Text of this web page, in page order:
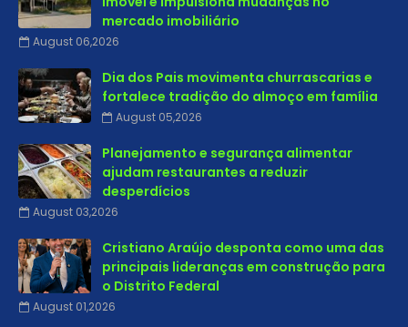
mercado imobiliário
August 06,2026
Dia dos Pais movimenta churrascarias e
fortalece tradição do almoço em família
August 05,2026
Planejamento e segurança alimentar
ajudam restaurantes a reduzir
desperdícios
August 03,2026
Cristiano Araújo desponta como uma das
principais lideranças em construção para
o Distrito Federal
August 01,2026